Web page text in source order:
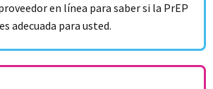
en línea para saber si la PrEP
es adecuada para usted.